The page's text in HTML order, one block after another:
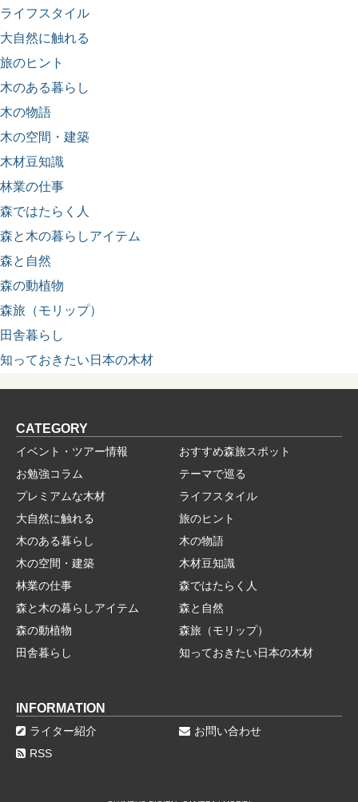
ライフスタイル
大自然に触れる
旅のヒント
木のある暮らし
木の物語
木の空間・建築
木材豆知識
林業の仕事
森ではたらく人
森と木の暮らしアイテム
森と自然
森の動植物
森旅（モリップ）
田舎暮らし
知っておきたい日本の木材
CATEGORY
イベント・ツアー情報
おすすめ森旅スポット
お勉強コラム
テーマで巡る
プレミアムな木材
ライフスタイル
大自然に触れる
旅のヒント
木のある暮らし
木の物語
木の空間・建築
木材豆知識
林業の仕事
森ではたらく人
森と木の暮らしアイテム
森と自然
森の動植物
森旅（モリップ）
田舎暮らし
知っておきたい日本の木材
INFORMATION
ライター紹介
お問い合わせ
RSS